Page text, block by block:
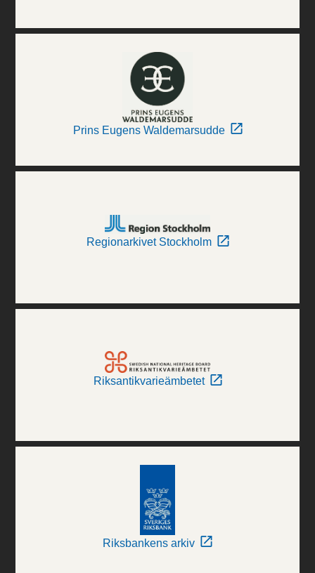
Prins Eugens Waldemarsudde
Regionarkivet Stockholm
Riksantikvarieämbetet
Riksbankens arkiv